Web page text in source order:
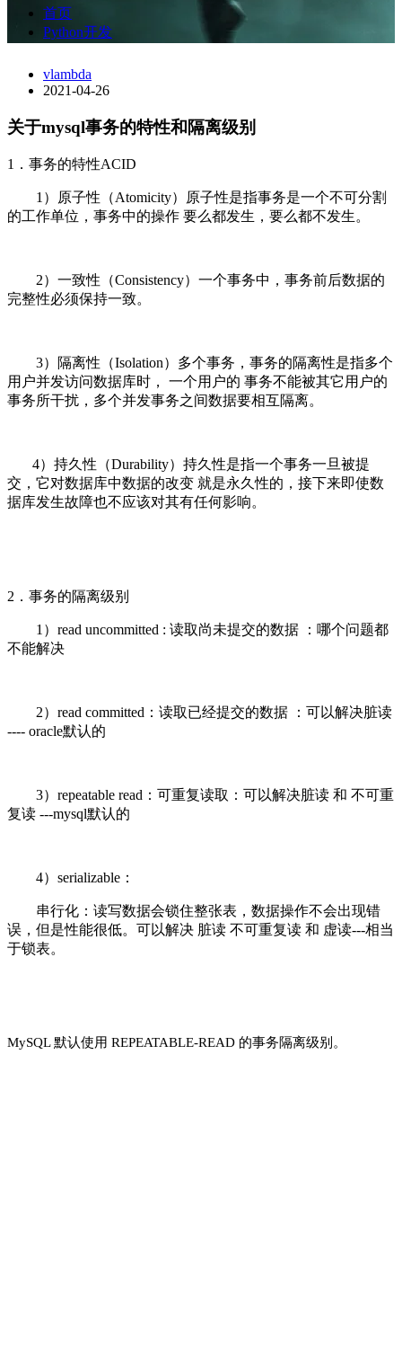
首页
Python开发
vlambda
2021-04-26
关于mysql事务的特性和隔离级别
1．事务的特性ACID
1）原子性（Atomicity）原子性是指事务是一个不可分割
的工作单位，事务中的操作 要么都发生，要么都不发生。
2）一致性（Consistency）一个事务中，事务前后数据的
完整性必须保持一致。
3）隔离性（Isolation）多个事务，事务的隔离性是指多个
用户并发访问数据库时， 一个用户的 事务不能被其它用户的
事务所干扰，多个并发事务之间数据要相互隔离。
4）持久性（Durability）持久性是指一个事务一旦被提
交，它对数据库中数据的改变 就是永久性的，接下来即使数
据库发生故障也不应该对其有任何影响。
2．事务的隔离级别
1）read uncommitted : 读取尚未提交的数据 ：哪个问题都
不能解决
2）read committed：读取已经提交的数据 ：可以解决脏读
---- oracle默认的
3）repeatable read：可重复读取：可以解决脏读 和 不可重
复读 ---mysql默认的
4）serializable：
串行化：读写数据会锁住整张表，数据操作不会出现错
误，但是性能很低。可以解决 脏读 不可重复读 和 虚读---相当
于锁表。
MySQL 默认使用 REPEATABLE-READ 的事务隔离级别。